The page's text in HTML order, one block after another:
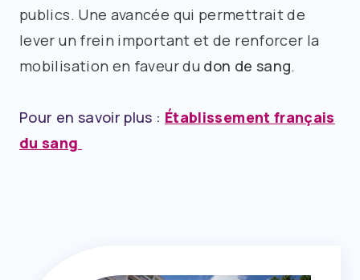
publics. Une avancée qui permettrait de
lever un frein important et de renforcer la
mobilisation en faveur du don de sang.
Pour en savoir plus : Établissement français
du sang